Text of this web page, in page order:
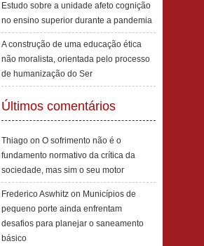
Estudo sobre a unidade afeto cognição
no ensino superior durante a pandemia
A construção de uma educação ética
não moralista, orientada pelo processo
de humanização do Ser
Últimos comentários
Thiago on O sofrimento não é o
fundamento normativo da crítica da
sociedade, mas sim o seu motor
Frederico Aswhitz on Municípios de
pequeno porte ainda enfrentam
desafios para planejar o saneamento
básico